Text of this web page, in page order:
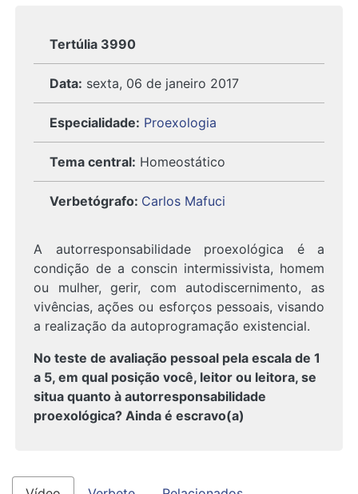
Tertúlia 3990
Data: sexta, 06 de janeiro 2017
Especialidade: Proexologia
Tema central: Homeostático
Verbetógrafo: Carlos Mafuci
A autorresponsabilidade proexológica é a
condição de a conscin intermissivista, homem
ou mulher, gerir, com autodiscernimento, as
vivências, ações ou esforços pessoais, visando
a realização da autoprogramação existencial.
No teste de avaliação pessoal pela escala de 1
a 5, em qual posição você, leitor ou leitora, se
situa quanto à autorresponsabilidade
proexológica? Ainda é escravo(a)